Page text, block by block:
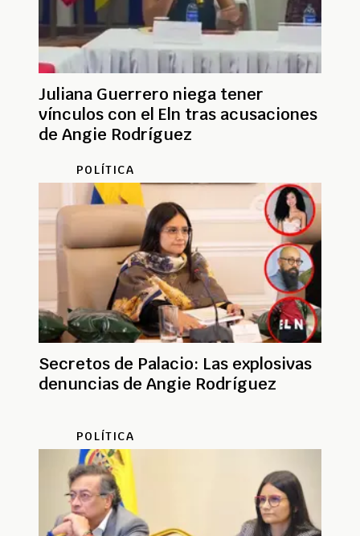
Juliana Guerrero niega tener
vínculos con el Eln tras acusaciones
de Angie Rodríguez
POLÍTICA
Secretos de Palacio: Las explosivas
denuncias de Angie Rodríguez
POLÍTICA